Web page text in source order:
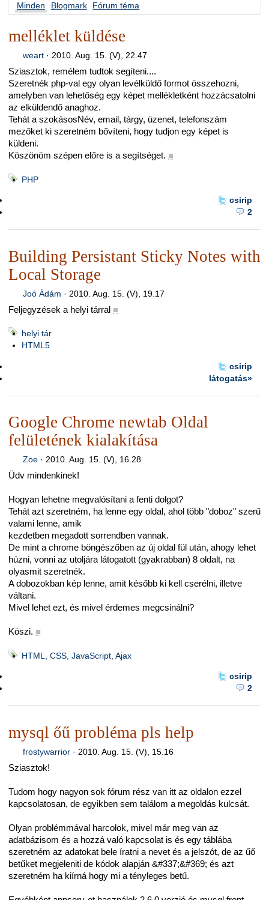
Minden
Blogmark Fórum téma
melléklet küldése
weart· 2010. Aug. 15. (V), 22.47
Sziasztok, remélem tudtok segíteni....
Szeretnék php-val egy olyan levélküldő formot összehozni,
amelyben van lehetőség egy képet mellékletként hozzácsatolni
az elküldendő anaghoz.
Tehát a szokásosNév, email, tárgy, üzenet, telefonszám
mezőket ki szeretném bővíteni, hogy tudjon egy képet is
küldeni.
Köszönöm szépen előre is a segítséget. ■
PHP
csirip
2
Building Persistant Sticky Notes with
Local Storage
Joó Ádám · 2010. Aug. 15. (V), 19.17
Feljegyzések a helyi tárral ■
helyi tár
HTML5
csirip
látogatás»
Google Chrome newtab Oldal
felületének kialakítása
Zoe· 2010. Aug. 15. (V), 16.28
Üdv mindenkinek!
Hogyan lehetne megvalósítani a fenti dolgot?
Tehát azt szeretném, ha lenne egy oldal, ahol több "doboz" szerű
valami lenne, amik
kezdetben megadott sorrendben vannak.
De mint a chrome böngészőben az új oldal fül után, ahogy lehet
húzni, vonni az utoljára látogatott (gyakrabban) 8 oldalt, na
olyasmit szeretnék.
A dobozokban kép lenne, amit később ki kell cserélni, illetve
váltani.
Mivel lehet ezt, és mivel érdemes megcsinálni?
Köszi. ■
HTML, CSS, JavaScript, Ajax
csirip
2
mysql őű probléma pls help
frostywarrior· 2010. Aug. 15. (V), 15.16
Sziasztok!
Tudom hogy nagyon sok fórum rész van itt az oldalon ezzel
kapcsolatosan, de egyikben sem találom a megoldás kulcsát.
Olyan problémmával harcolok, mivel már meg van az
adatbázisom és a hozzá való kapcsolat is és egy táblába
szeretném az adatokat bele íratni a nevet és a jelszót, de az űő
betűket megjeleniti de kódok alapján &#337;&#369; és azt
szeretném ha kiírná hogy mi a tényleges betű.